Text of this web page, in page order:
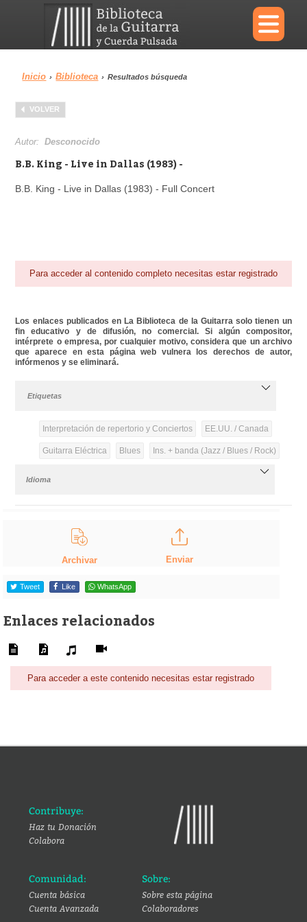
×
Menu
Biblioteca
Inicio › Biblioteca › Resultados búsqueda
VOLVER
Autor:Desconocido
B.B. King - Live in Dallas (1983) -
B.B. King - Live in Dallas (1983) - Full Concert
Para acceder al contenido completo necesitas estar registrado
Los enlaces publicados en La Biblioteca de la Guitarra solo tienen un
fin educativo y de difusión, no comercial. Si algún compositor,
intérprete o empresa, por cualquier motivo, considera que un archivo
que aparece en esta página web vulnera los derechos de autor,
infórmenos y se eliminará.
Etiquetas
Interpretación de repertorio y Conciertos EE.UU. / Canada
Guitarra Eléctrica Blues Ins. + banda (Jazz / Blues / Rock)
Idioma
Archivar Enviar
Tweet Like WhatsApp
Enlaces relacionados
Para acceder a este contenido necesitas estar registrado
Contribuye:
Haz tu Donación
Colabora
Comunidad:
Cuenta básica
Cuenta Avanzada
Sobre:
Sobre esta página
Colaboradores